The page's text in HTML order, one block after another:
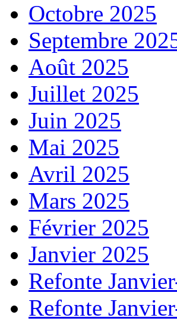
Octobre 2025
Septembre
Août 2025
Juillet 2025
Juin 2025
Mai 2025
Avril 2025
Mars 2025
Février 2025
Janvier 2025
Refonte
Refonte